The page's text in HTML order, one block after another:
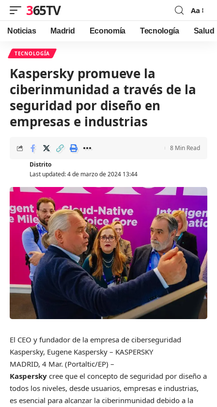
365TV
Font
Resizer
Aa
Noticias Madrid Economía Tecnología Salud
TECNOLOGÍA
Kaspersky promueve la
ciberinmunidad a través de la
seguridad por diseño en
empresas e industrias
Last updated: 4 de marzo de 2024 13:44
Distrito
8 Min Read
El CEO y fundador de la empresa de ciberseguridad
Kaspersky, Eugene Kaspersky – KASPERSKY
MADRID, 4 Mar. (Portaltic/EP) –
Kaspersky cree que el concepto de seguridad por diseño a
todos los niveles, desde usuarios, empresas e industrias,
es esencial para alcanzar la ciberinmunidad debido a la